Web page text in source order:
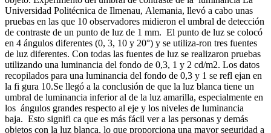
Universidad Politécnica de Ilmenau, Alemania, llevó a cabo unas
pruebas en las que 10 observadores midieron el umbral de detección
de contraste de un punto de luz de 1 mm. El punto de luz se colocó
en 4 ángulos diferentes (0, 3, 10 y 20°) y se utiliza-ron tres fuentes
de luz diferentes. Con todas las fuentes de luz se realizaron pruebas
utilizando una luminancia del fondo de 0,3, 1 y 2 cd/m2. Los datos
recopilados para una luminancia del fondo de 0,3 y 1 se refl ejan en
la fi gura 10.Se llegó a la conclusión de que la luz blanca tiene un
umbral de luminancia inferior al de la luz amarilla, especialmente en
los ángulos grandes respecto al eje y los niveles de luminancia
baja. Esto signifi ca que es más fácil ver a las personas y demás
objetos con la luz blanca, lo que proporciona una mayor seguridad a